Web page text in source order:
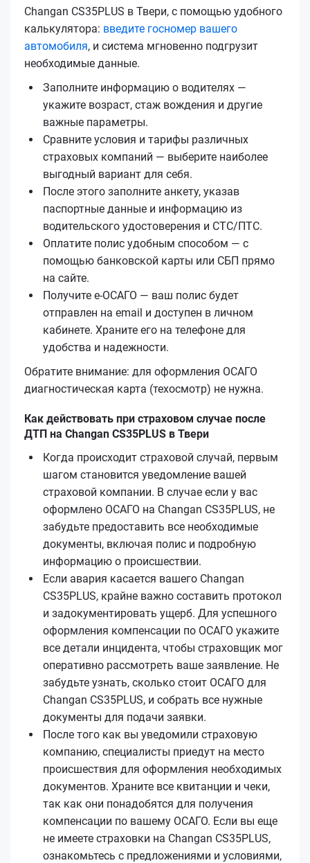
Changan CS35PLUS в Твери, с помощью удобного
калькулятора: введите госномер вашего
автомобиля, и система мгновенно подгрузит
необходимые данные.
Заполните информацию о водителях —
укажите возраст, стаж вождения и другие
важные параметры.
Сравните условия и тарифы различных
страховых компаний — выберите наиболее
выгодный вариант для себя.
После этого заполните анкету, указав
паспортные данные и информацию из
водительского удостоверения и СТС/ПТС.
Оплатите полис удобным способом — с
помощью банковской карты или СБП прямо
на сайте.
Получите е‑ОСАГО — ваш полис будет
отправлен на email и доступен в личном
кабинете. Храните его на телефоне для
удобства и надежности.
Обратите внимание: для оформления ОСАГО
диагностическая карта (техосмотр) не нужна.
Как действовать при страховом случае после
ДТП на Changan CS35PLUS в Твери
Когда происходит страховой случай, первым
шагом становится уведомление вашей
страховой компании. В случае если у вас
оформлено ОСАГО на Changan CS35PLUS, не
забудьте предоставить все необходимые
документы, включая полис и подробную
информацию о происшествии.
Если авария касается вашего Changan
CS35PLUS, крайне важно составить протокол
и задокументировать ущерб. Для успешного
оформления компенсации по ОСАГО укажите
все детали инцидента, чтобы страховщик мог
оперативно рассмотреть ваше заявление. Не
забудьте узнать, сколько стоит ОСАГО для
Changan CS35PLUS, и собрать все нужные
документы для подачи заявки.
После того как вы уведомили страховую
компанию, специалисты приедут на место
происшествия для оформления необходимых
документов. Храните все квитанции и чеки,
так как они понадобятся для получения
компенсации по вашему ОСАГО. Если вы еще
не имеете страховки на Changan CS35PLUS,
ознакомьтесь с предложениями и условиями,